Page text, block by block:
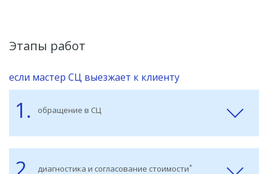
Этапы работ
если мастер СЦ выезжает к клиенту
1. обращение в СЦ
2. диагностика и согласование стоимости*